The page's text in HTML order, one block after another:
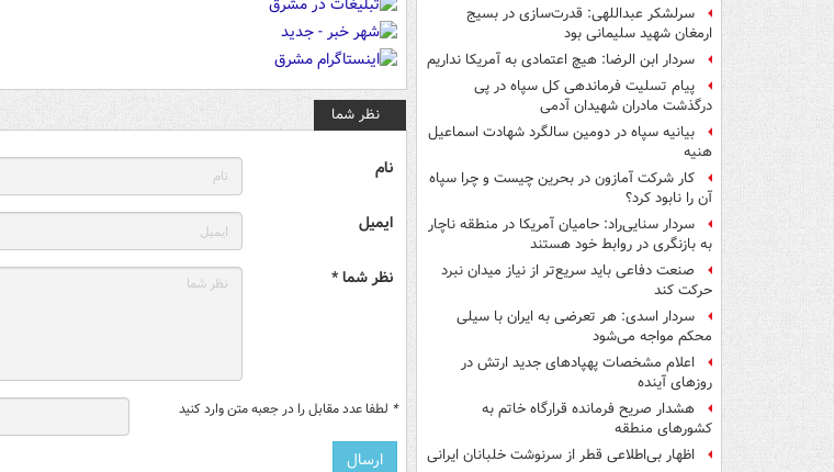
سرلشکر عبداللهی: قدرت‌سازی در بسیج
ارمغان شهید سلیمانی بود
سردار ابن الرضا: هیچ اعتمادی به آمریکا نداریم
پیام تسلیت فرماندهی کل سپاه در پی
درگذشت مادران شهیدان آدمی
بیانیه سپاه در دومین سالگرد شهادت اسماعیل
هنیه
کار شرکت آمازون در بحرین چیست و چرا سپاه
آن را نابود کرد؟
سردار سنایی‌راد: حامیان آمریکا در منطقه ناچار
به بازنگری در روابط خود هستند
صنعت دفاعی باید سریع‌تر از نیاز میدان نبرد
حرکت کند
سردار اسدی: هر تعرضی به ایران با سیلی
محکم مواجه می‌شود
اعلام مشخصات پهپادهای جدید ارتش در
روزهای آینده
هشدار صریح فرمانده قرارگاه خاتم‌ به
کشورهای منطقه
اظهار بی‌اطلاعی قطر از سرنوشت خلبانان ایرانی
نظر شما
نام
ایمیل
نظر شما *
* لطفا عدد مقابل را در جعبه متن وارد کنید